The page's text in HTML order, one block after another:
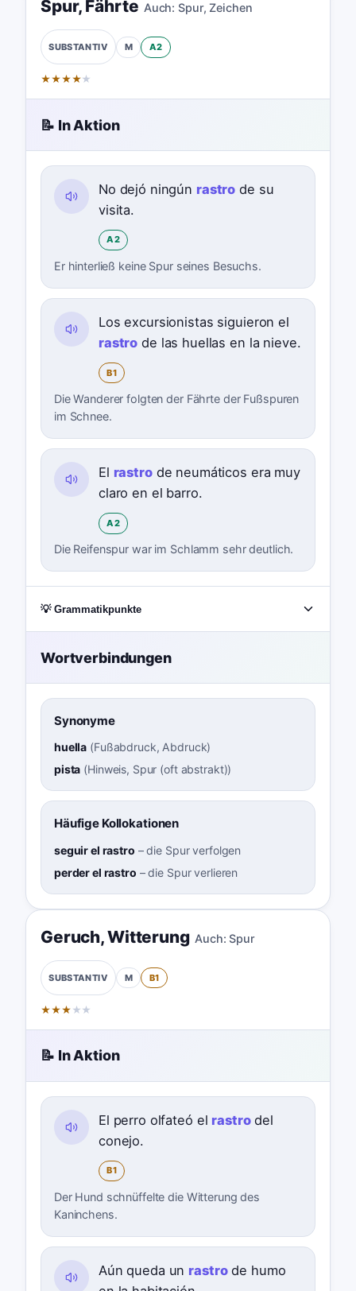
Spur, Fährte Auch: Spur,Zeichen
SUBSTANTIV M A2
★★★★★
📝 In Aktion
No dejó ningún rastro de su
visita.
A2
Er hinterließ keine Spur seines Besuchs.
Los excursionistas siguieron el
rastro de las huellas en la nieve.
B1
Die Wanderer folgten der Fährte der Fußspuren
im Schnee.
El rastrode neumáticos era muy
claro en el barro.
A2
Die Reifenspur war im Schlamm sehr deutlich.
💡 Grammatikpunkte
Wortverbindungen
Synonyme
huella (Fußabdruck, Abdruck)
pista (Hinweis, Spur (oft abstrakt))
Häufige Kollokationen
seguir el rastro –die Spur verfolgen
perder el rastro –die Spur verlieren
Geruch,Witterung Auch: Spur
SUBSTANTIV M B1
★★★ ★ ★
📝 In Aktion
El perro olfateó el rastrodel
conejo.
B1
Der Hund schnüffelte die Witterung des
Kaninchens.
Aún queda un rastrode humo